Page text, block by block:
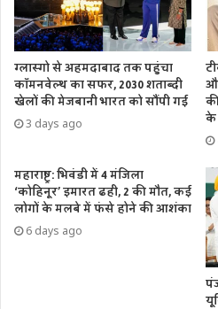
ग्लास्गो से अहमदाबाद तक पहुंचा
कॉमनवेल्थ का सफर, 2030 शताब्दी
खेलों की मेजबानी भारत को सौंपी गई
3 days ago के
महाराष्ट्र: भिवंडी में 4 मंजिला
‘कोहिनूर’ इमारत ढही, 2 की मौत, कई
लोगों के मलबे में फंसे होने की आशंका
6 days ago